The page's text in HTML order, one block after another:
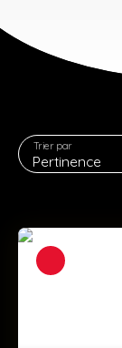
Pertinence
Trier par